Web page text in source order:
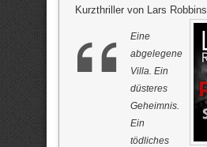
Kurzthriller von Lars Robbins
Eine
abgelegene
Villa. Ein
düsteres
Geheimnis.
Ein
tödliches